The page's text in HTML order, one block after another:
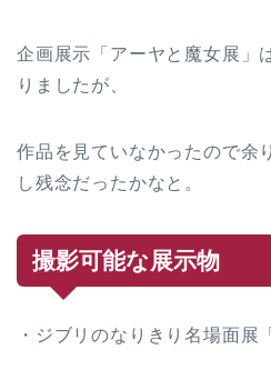
企画展示「アーヤと魔女展」
りましたが、
作品を見ていなかったので余
し残念だったかなと。
撮影可能な展示物
・ジブリのなりきり名場面展